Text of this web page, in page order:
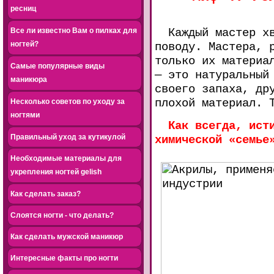
ресниц
Все ли известно Вам о пилках для
ногтей?
Самые популярные виды
маникюра
Несколько советов по уходу за
ногтями
Правильный уход за кутикулой
Необходимые материалы для
укрепления ногтей gelish
Как сделать заказ?
Слоятся ногти - что делать?
Как сделать мужской маникюр
Интересные факты про ногти
Каждый мастер
поводу. Мастера,
только их
— это
своего запаха,
плохой материал.
Как всегда,
химической